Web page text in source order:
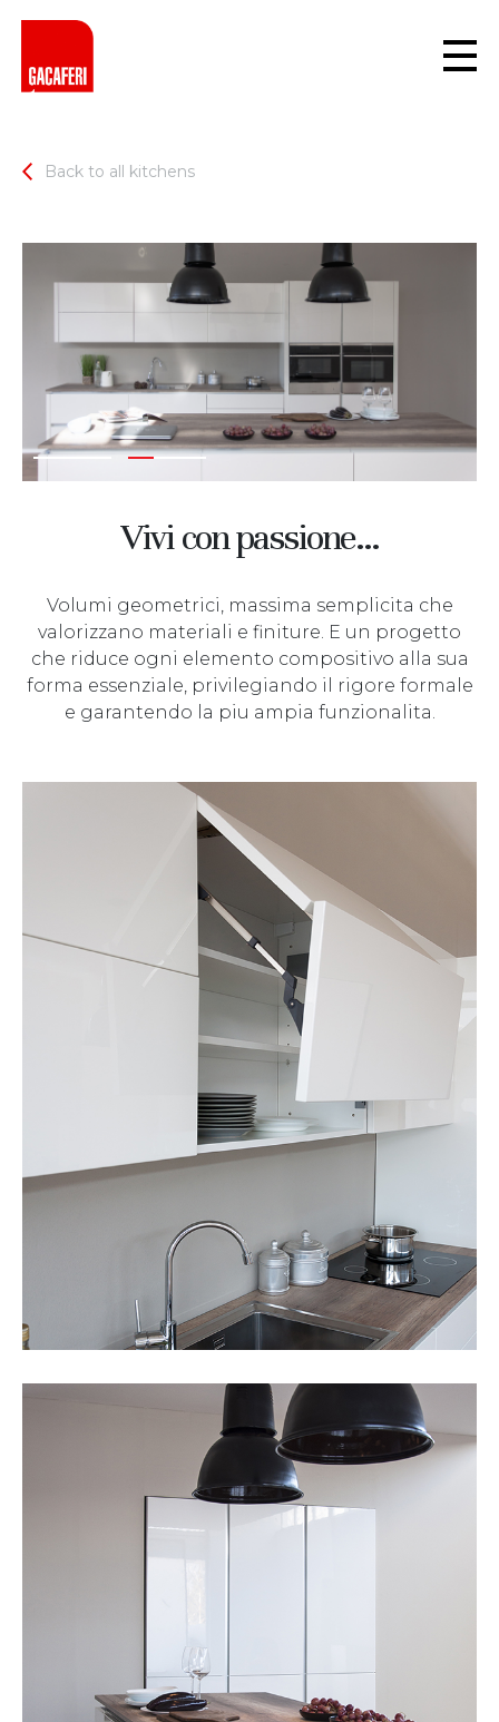
Back to all kitchens
Vivi con passione…
Volumi geometrici, massima semplicita che
valorizzano materiali e finiture. E un progetto
che riduce ogni elemento compositivo alla sua
forma essenziale, privilegiando il rigore formale
e garantendo la piu ampia funzionalita.